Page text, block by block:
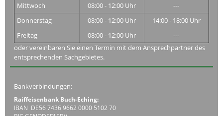
Mittwoch
08:00 - 12:00 Uhr
---
Donnerstag
08:00 - 12:00 Uhr
14:00 - 18:00 Uhr
Freitag
08:00 - 12:00 Uhr
---
oder vereinbaren Sie einen Termin mit dem Ansprechpartner des
entsprechenden Sachgebietes.
Bankverbindungen:
Raiffeisenbank Buch-Eching:
IBAN DE56 7436 9662 0000 5102 70